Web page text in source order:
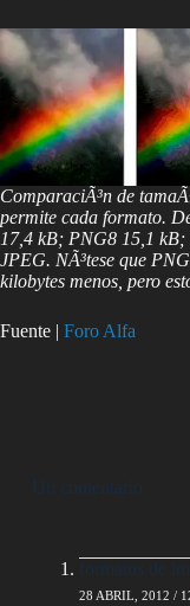
ComparaciÃ³n de
permite cada formato.
17,4 kB; PNG8 15,1
JPEG. NÃ³tese que
kilobytes menos, pero
Fuente | Foro Alfa
Un comentario
formatos de
28 ABRIL, 2012 /